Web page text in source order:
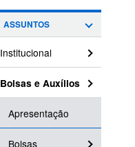
ASSUNTOS
Institucional
Bolsas e Auxílios
Apresentação
Bolsas